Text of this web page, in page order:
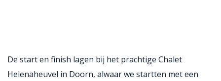
De start en finish lagen bij het prachtige Chalet
Helenaheuvel in Doorn, alwaar we startten met een